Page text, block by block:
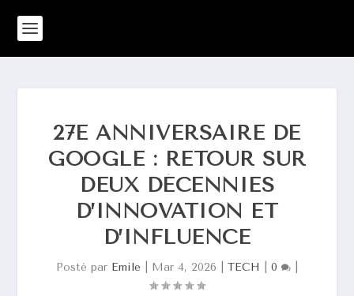
27E ANNIVERSAIRE DE
GOOGLE : RETOUR SUR
DEUX DÉCENNIES
D’INNOVATION ET
D’INFLUENCE
Posté par Emile Mar 4, 2026 TECH 0